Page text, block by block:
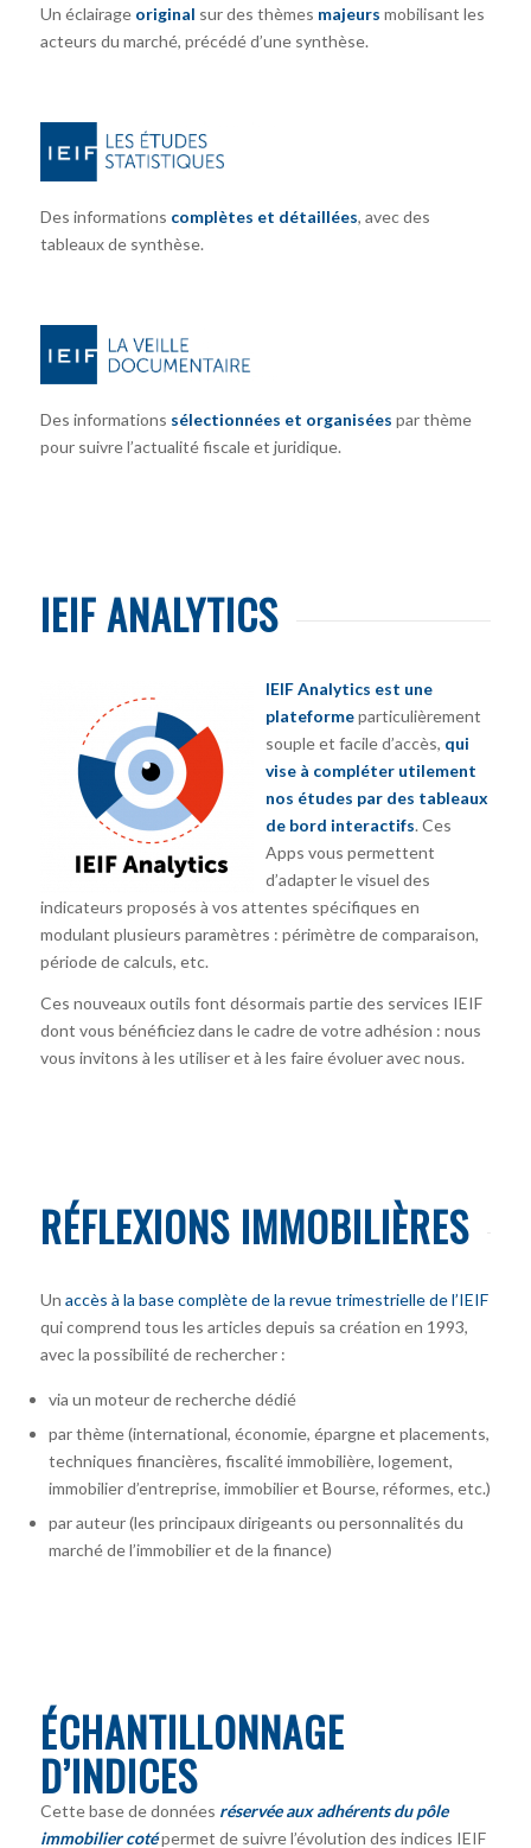
Un éclairage original sur des thèmes majeurs mobilisant les
acteurs du marché, précédé d’une synthèse.
Des informations complètes et détaillées, avec des
tableaux de synthèse.
Des informations sélectionnées et organisées par thème
pour suivre l’actualité fiscale et juridique.
IEIF ANALYTICS
IEIF Analytics est une
plateformeparticulièrement
souple et facile d’accès, qui
vise à compléter utilement
nos études par des tableaux
de bord interactifs. Ces
Apps vous permettent
d’adapter le visuel des
indicateurs proposés à vos attentes spécifiques en
modulant plusieurs paramètres : périmètre de comparaison,
période de calculs, etc.
Ces nouveaux outils font désormais partie des services IEIF
dont vous bénéficiez dans le cadre de votre adhésion : nous
vous invitons à les utiliser et à les faire évoluer avec nous.
RÉFLEXIONS IMMOBILIÈRES
Un accès à la base complète de la revue trimestrielle de l’IEIF
qui comprend tous les articles depuis sa création en 1993,
avec la possibilité de rechercher :
via un moteur de recherche dédié
par thème (international, économie, épargne et placements,
techniques financières, fiscalité immobilière, logement,
immobilier d’entreprise, immobilier et Bourse, réformes, etc.)
par auteur (les principaux dirigeants ou personnalités du
marché de l’immobilier et de la finance)
ÉCHANTILLONNAGE
D’INDICES
Cette base de données réservée aux adhérents du pôle
immobilier coté permet de suivre l’évolution des indices IEIF